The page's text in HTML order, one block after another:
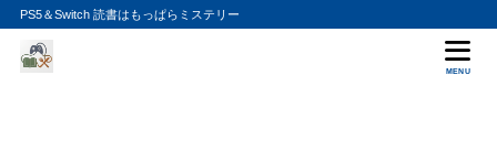
PS5＆Switch 読書はもっぱらミステリー
MENU